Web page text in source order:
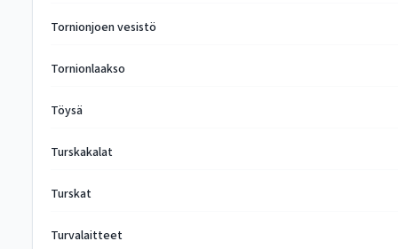
Tornionjoen vesistö
Tornionlaakso
Töysä
Turskakalat
Turskat
Turvalaitteet